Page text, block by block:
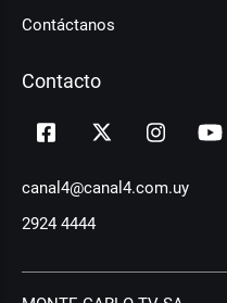
Contáctanos
Contacto
canal4@canal4.com.uy
2924 4444